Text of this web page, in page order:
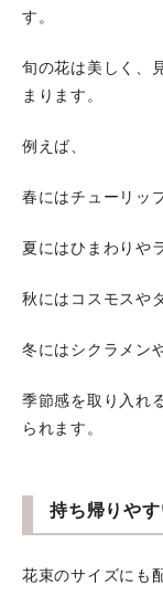
す。
旬の花は美しく、
まります。
例えば、
春にはチューリッ
夏にはひまわりや
秋にはコスモスや
冬にはシクラメン
季節感を取り入れ
られます。
持ち帰りや
花束のサイズにも